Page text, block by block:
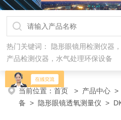
热门关键词： 隐形眼镜用检测仪器
产品检测仪器，水气处理环保设备
当前位置：首页 > 产品中心 >
备 > 隐形眼镜透氧测量仪 >